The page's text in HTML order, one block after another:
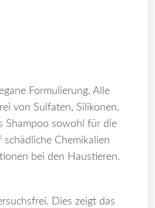
Formulierung. Alle
von Sulfaten, Silikonen,
Shampoo sowohl für die
Chemikalien
bei den Haustieren.
Dies zeigt das